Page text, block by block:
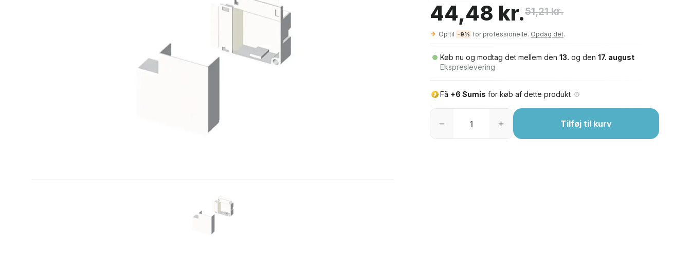
44,48 kr.51,21 kr.
Op til -9% for professionelle. Opdag det.
Køb nu og modtag det mellem den 13. og den 17. august
Ekspreslevering
Få +6 Sumis for køb af dette produkt
Tilføj til kurv